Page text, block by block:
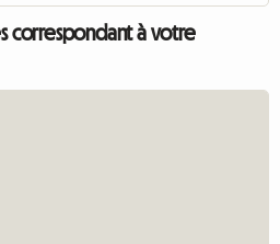
correspondant à votre